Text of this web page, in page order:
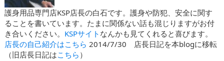
護身用品専門店KSP店長の白石です。護身や防犯、安全に関す
ることを書いています。たまに関係ない話も混じりますがお付
き合いください。 KSPサイト なんかも見てくれると喜びます。
店長の自己紹介はこちら 2014/7/30 店長日記を本blogに移転
（旧店長日記はこちら ）